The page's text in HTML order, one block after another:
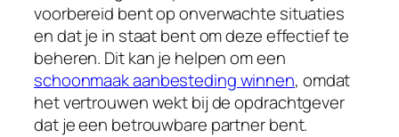
voorbereid bent op onverwachte situaties
en dat je in staat bent om deze effectief te
beheren. Dit kan je helpen om een
schoonmaak aanbesteding winnen, omdat
het vertrouwen wekt bij de opdrachtgever
dat je een betrouwbare partner bent.